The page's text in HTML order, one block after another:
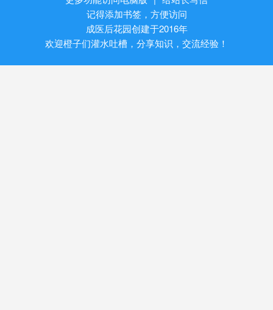
记得添加书签，方便访问
成医后花园创建于2016年
欢迎橙子们灌水吐槽，分享知识，交流经验！